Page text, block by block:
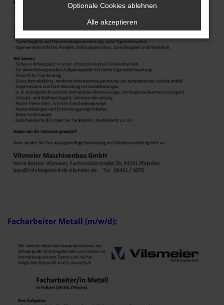
Facharbeiter Metall (m/w/d):
Optionale Cookies ablehnen
Alle akzeptieren